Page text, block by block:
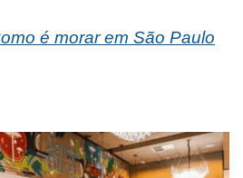
é morar em São Paulo